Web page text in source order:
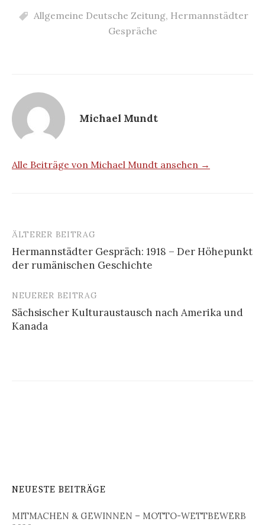
Allgemeine Deutsche Zeitung, Hermannstädter
Gespräche
Michael Mundt
Alle Beiträge von Michael Mundt ansehen →
Beitrags-
Navigation
ÄLTERER BEITRAG
Hermannstädter Gespräch: 1918 – Der Höhepunkt
der rumänischen Geschichte
NEUERER BEITRAG
Sächsischer Kulturaustausch nach Amerika und
Kanada
NEUESTE BEITRÄGE
MITMACHEN & GEWINNEN – MOTTO-WETTBEWERB